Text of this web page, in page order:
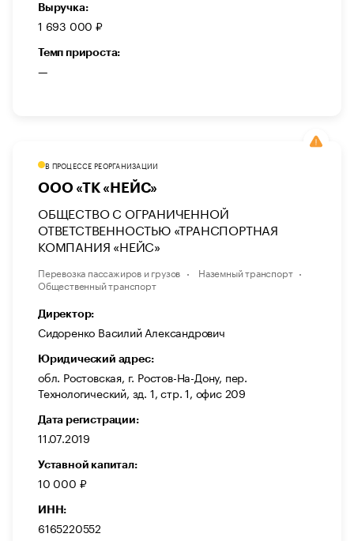
Выручка:
1 693 000 ₽
Темп прироста:
—
В ПРОЦЕССЕ РЕОРГАНИЗАЦИИ
ООО «ТК «НЕЙС»
ОБЩЕСТВО С ОГРАНИЧЕННОЙ
ОТВЕТСТВЕННОСТЬЮ «ТРАНСПОРТНАЯ
КОМПАНИЯ «НЕЙС»
Перевозка пассажиров и грузов
Наземный транспорт
Общественный транспорт
Директор:
Сидоренко Василий Александрович
Юридический адрес:
обл. Ростовская, г. Ростов-На-Дону, пер.
Технологический, зд. 1, стр. 1, офис 209
Дата регистрации:
11.07.2019
Уставной капитал:
10 000 ₽
ИНН:
6165220552